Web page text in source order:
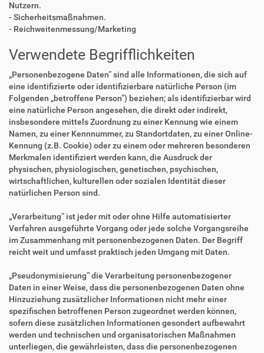
Nutzern.
- Sicherheitsmaßnahmen.
- Reichweitenmessung/Marketing
Verwendete Begrifflichkeiten
„Personenbezogene Daten“ sind alle Informationen, die sich auf
eine identifizierte oder identifizierbare natürliche Person (im
Folgenden „betroffene Person“) beziehen; als identifizierbar wird
eine natürliche Person angesehen, die direkt oder indirekt,
insbesondere mittels Zuordnung zu einer Kennung wie einem
Namen, zu einer Kennnummer, zu Standortdaten, zu einer Online-
Kennung (z.B. Cookie) oder zu einem oder mehreren besonderen
Merkmalen identifiziert werden kann, die Ausdruck der
physischen, physiologischen, genetischen, psychischen,
wirtschaftlichen, kulturellen oder sozialen Identität dieser
natürlichen Person sind.
„Verarbeitung“ ist jeder mit oder ohne Hilfe automatisierter
Verfahren ausgeführte Vorgang oder jede solche Vorgangsreihe
im Zusammenhang mit personenbezogenen Daten. Der Begriff
reicht weit und umfasst praktisch jeden Umgang mit Daten.
„Pseudonymisierung“ die Verarbeitung personenbezogener
Daten in einer Weise, dass die personenbezogenen Daten ohne
Hinzuziehung zusätzlicher Informationen nicht mehr einer
spezifischen betroffenen Person zugeordnet werden können,
sofern diese zusätzlichen Informationen gesondert aufbewahrt
werden und technischen und organisatorischen Maßnahmen
unterliegen, die gewährleisten, dass die personenbezogenen